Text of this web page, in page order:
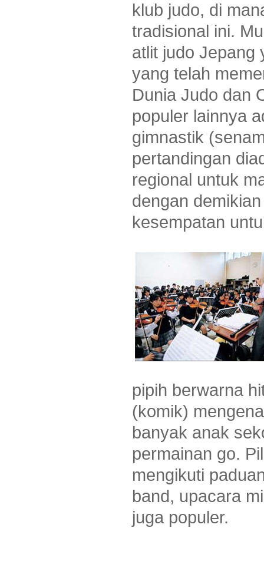
klub judo, di
tradisional ini.
atlit judo Jepang
yang telah
Dunia Judo dan
populer lainnya
gimnastik
pertandingan
regional untuk
dengan
kesempatan
pipih berwarna
(komik)
banyak anak
permainan go.
mengikuti
band, upacara
juga populer.